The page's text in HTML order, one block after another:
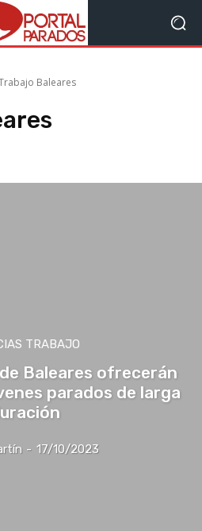
Baleares
TRABAJO
Baleares ofrecerán
parados de larga
- 17/10/2023